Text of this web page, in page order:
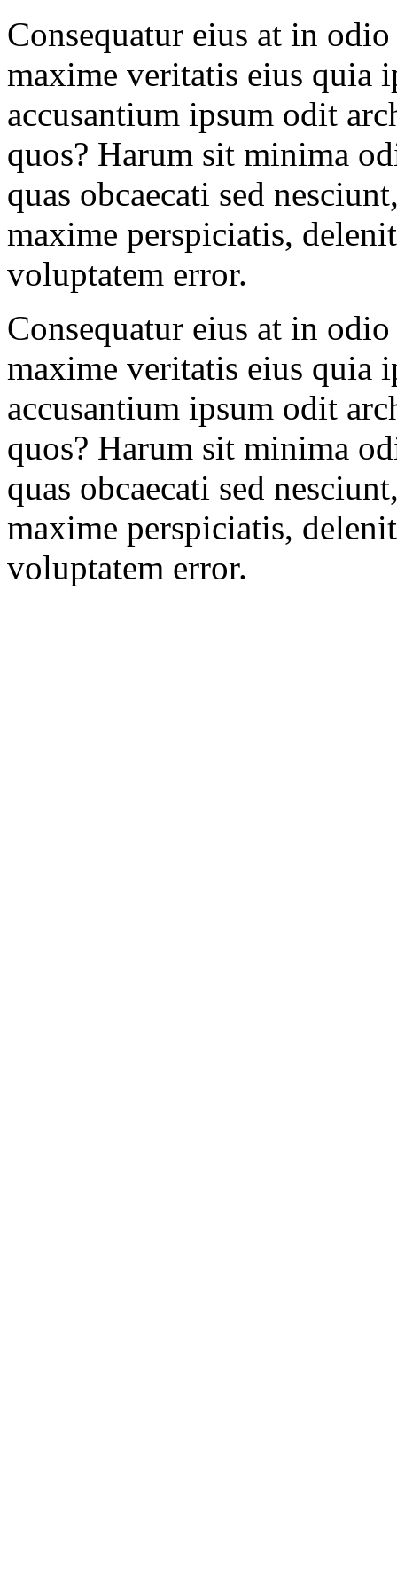
Consequatur eius at in
maxime veritatis eius quia
accusantium ipsum odit
quos? Harum sit minima
quas obcaecati sed
maxime perspiciatis,
voluptatem error.
Consequatur eius at in
maxime veritatis eius quia
accusantium ipsum odit
quos? Harum sit minima
quas obcaecati sed
maxime perspiciatis,
voluptatem error.